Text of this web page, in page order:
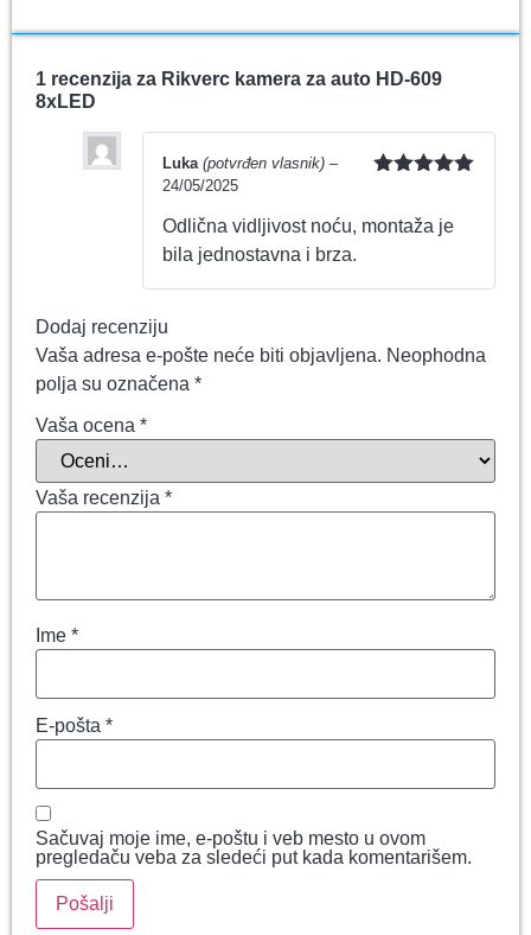
1 recenzija za Rikverc kamera za auto HD-609
8xLED
Luka (potvrđen vlasnik) –
24/05/2025
Odlična vidljivost noću, montaža je
bila jednostavna i brza.
Dodaj recenziju
Vaša adresa e-pošte neće biti objavljena. Neophodna
polja su označena *
Vaša ocena *
Vaša recenzija *
Ime *
E-pošta *
Sačuvaj moje ime, e-poštu i veb mesto u ovom
pregledaču veba za sledeći put kada komentarišem.